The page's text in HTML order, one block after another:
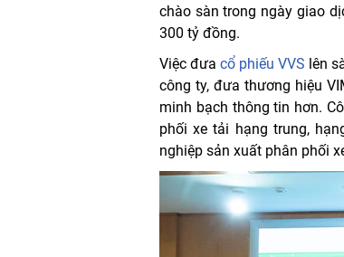
chào sàn trong ngày giao
300 tỷ đồng.
Việc đưacổ phiếu VVS lên
công ty, đưa thương hiệu
minh bạch thông tin hơn.
phối xe tải hạng trung,
nghiệp sản xuất phân phối